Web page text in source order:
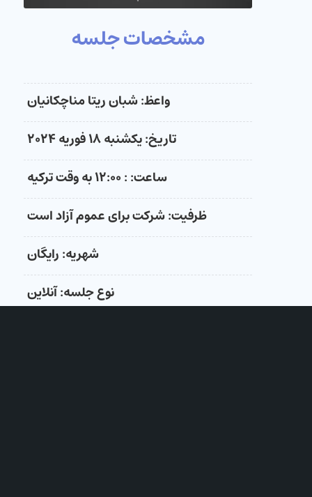
مشخصات جلسه
واعظ: شبان ریتا مناچکانیان
تاریخ:یکشنبه ۱۸ فوریه ۲۰۲۴
ساعت: : ۱۲:۰۰ به وقت ترکیه
ظرفیت: شرکت برای عموم آزاد است
شهریه: رایگان
نوع جلسه: آنلاین